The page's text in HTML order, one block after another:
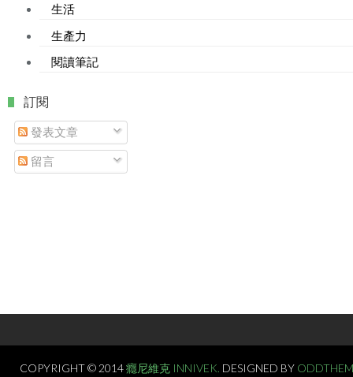
生活
生產力
閱讀筆記
. 訂閱
發表文章
留言
COPYRIGHT © 2014癮尼維克 INNIVEK. DESIGNED BY